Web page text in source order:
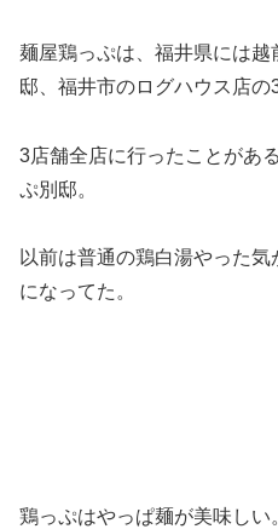
麺屋鶏っぷは、福井県には越
邸、福井市のログハウス店の
3店舗全店に行ったことがあ
ぷ別邸。
以前は普通の鶏白湯やった
になってた。
鶏っぷはやっぱ麺が美味しい